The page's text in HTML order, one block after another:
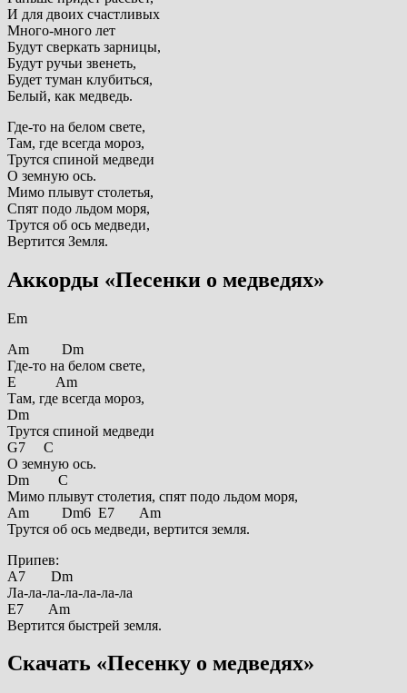
И для двоих счастливых
Много-много лет
Будут сверкать зарницы,
Будут ручьи звенеть,
Будет туман клубиться,
Белый, как медведь.
Где-то на белом свете,
Там, где всегда мороз,
Трутся спиной медведи
О земную ось.
Мимо плывут столетья,
Спят подо льдом моря,
Трутся об ось медведи,
Вертится Земля.
Аккорды «Песенки о медведях»
Em
Am Dm
Где-то на белом свете,
E Am
Там, где всегда мороз,
Dm
Трутся спиной медведи
G7 C
О земную ось.
Dm C
Мимо плывут столетия, спят подо льдом моря,
Am Dm6 E7 Am
Трутся об ось медведи, вертится земля.
Припев:
A7 Dm
Ла-ла-ла-ла-ла-ла-ла
E7 Am
Вертится быстрей земля.
Скачать «Песенку о медведях»